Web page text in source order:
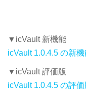
▼icVault 新機能
icVault 1.0.4.5 の新
▼icVault 評価版
icVault 1.0.4.5 の評